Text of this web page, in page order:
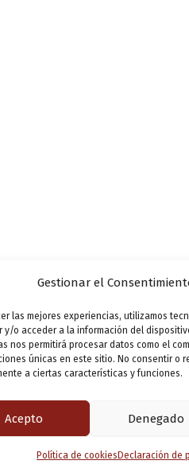
Gestionar el
las mejores experiencias, utilizamos
y/o acceder a la información del
nos permitirá procesar datos como el
únicas en este sitio. No consentir o
a ciertas características y funciones.
Acepto Denegado
Política de cookies Declaración de
de la Universidad Europea